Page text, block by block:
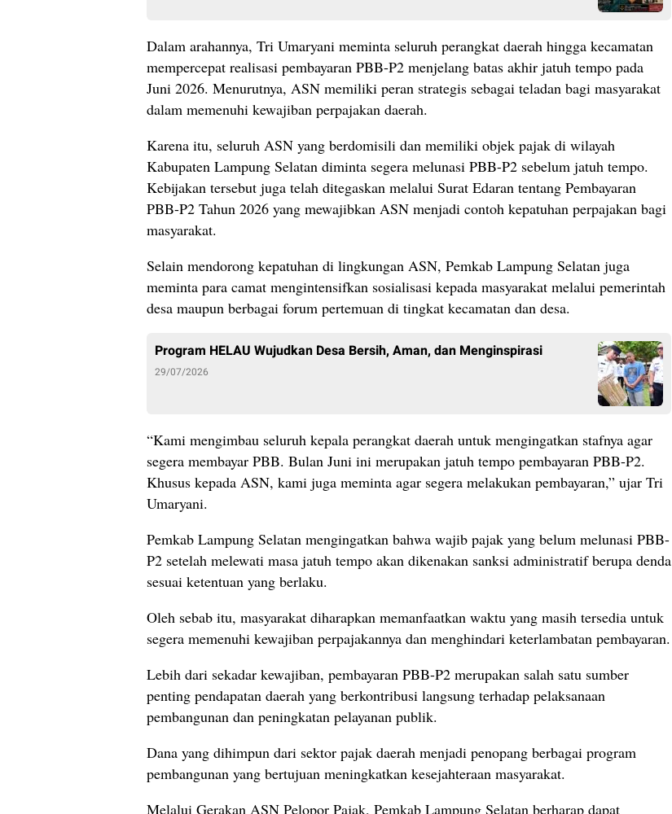
Dalam arahannya, Tri Umaryani meminta seluruh perangkat daerah hingga kecamatan
mempercepat realisasi pembayaran PBB-P2 menjelang batas akhir jatuh tempo pada
Juni 2026. Menurutnya, ASN memiliki peran strategis sebagai teladan bagi masyarakat
dalam memenuhi kewajiban perpajakan daerah.
Karena itu, seluruh ASN yang berdomisili dan memiliki objek pajak di wilayah
Kabupaten Lampung Selatan diminta segera melunasi PBB-P2 sebelum jatuh tempo.
Kebijakan tersebut juga telah ditegaskan melalui Surat Edaran tentang Pembayaran
PBB-P2 Tahun 2026 yang mewajibkan ASN menjadi contoh kepatuhan perpajakan bagi
masyarakat.
Selain mendorong kepatuhan di lingkungan ASN, Pemkab Lampung Selatan juga
meminta para camat mengintensifkan sosialisasi kepada masyarakat melalui pemerintah
desa maupun berbagai forum pertemuan di tingkat kecamatan dan desa.
Program HELAU Wujudkan Desa Bersih, Aman, dan Menginspirasi
29/07/2026
“Kami mengimbau seluruh kepala perangkat daerah untuk mengingatkan stafnya agar
segera membayar PBB. Bulan Juni ini merupakan jatuh tempo pembayaran PBB-P2.
Khusus kepada ASN, kami juga meminta agar segera melakukan pembayaran,” ujar Tri
Umaryani.
Pemkab Lampung Selatan mengingatkan bahwa wajib pajak yang belum melunasi PBB-
P2 setelah melewati masa jatuh tempo akan dikenakan sanksi administratif berupa denda
sesuai ketentuan yang berlaku.
Oleh sebab itu, masyarakat diharapkan memanfaatkan waktu yang masih tersedia untuk
segera memenuhi kewajiban perpajakannya dan menghindari keterlambatan pembayaran.
Lebih dari sekadar kewajiban, pembayaran PBB-P2 merupakan salah satu sumber
penting pendapatan daerah yang berkontribusi langsung terhadap pelaksanaan
pembangunan dan peningkatan pelayanan publik.
Dana yang dihimpun dari sektor pajak daerah menjadi penopang berbagai program
pembangunan yang bertujuan meningkatkan kesejahteraan masyarakat.
Melalui Gerakan ASN Pelopor Pajak, Pemkab Lampung Selatan berharap dapat